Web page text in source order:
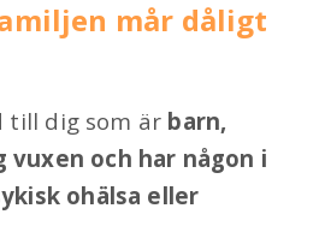
mår dåligt
till dig som är barn,
vuxen och har någon i
ohälsa eller